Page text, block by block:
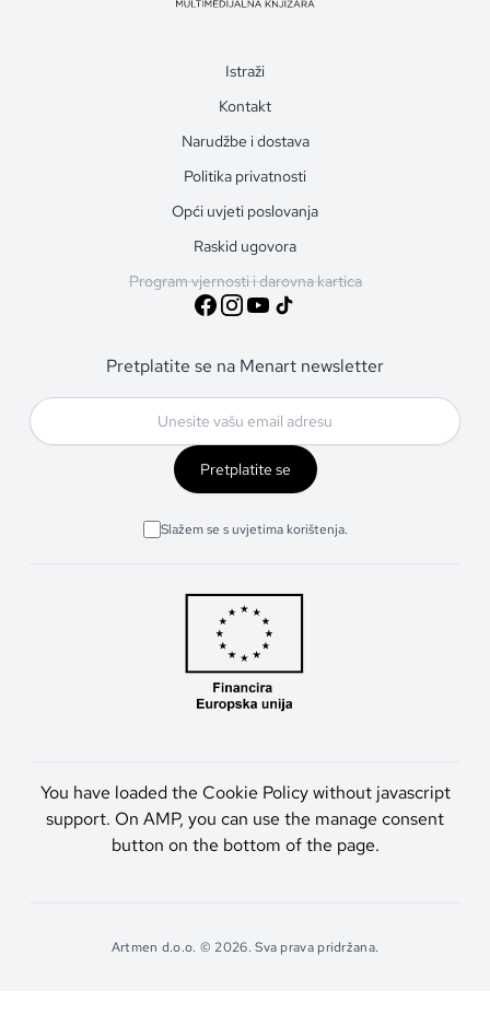
Istraži
Kontakt
Narudžbe i dostava
Politika privatnosti
Opći uvjeti poslovanja
Raskid ugovora
Program vjernosti i darovna kartica
Pretplatite se na Menart newsletter
Pretplatite se
Slažem se s uvjetima korištenja.
You have loaded the Cookie Policy without javascript
support. On AMP, you can use the manage consent
button on the bottom of the page.
Artmen d.o.o. © 2026. Sva prava pridržana.